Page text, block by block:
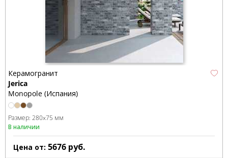
Керамогранит
Jerica
Monopole (Испания)
Размер: 280x75 мм
В наличии
Цена от: 5676 руб.